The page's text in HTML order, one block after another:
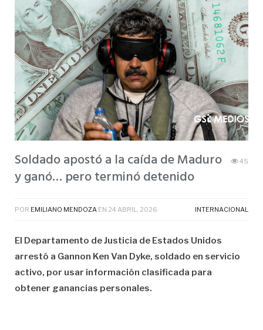
Soldado apostó a la caída de Maduro
y ganó… pero terminó detenido
45
POR EMILIANO MENDOZA EN 24 ABRIL, 2026 INTERNACIONAL
El Departamento de Justicia de Estados Unidos
arrestó a Gannon Ken Van Dyke, soldado en servicio
activo, por usar información clasificada para
obtener ganancias personales.